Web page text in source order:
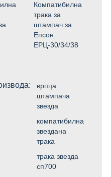
Компатибилна
трака за
штампач за
Епсон
ЕРЦ-30/34/38
врпца
штампача
звезда
компатибилна
звездана
трака
трака звезда
сп700